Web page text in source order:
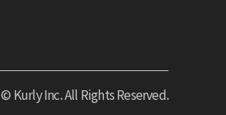
Kurly Inc. All Rights Reserved.